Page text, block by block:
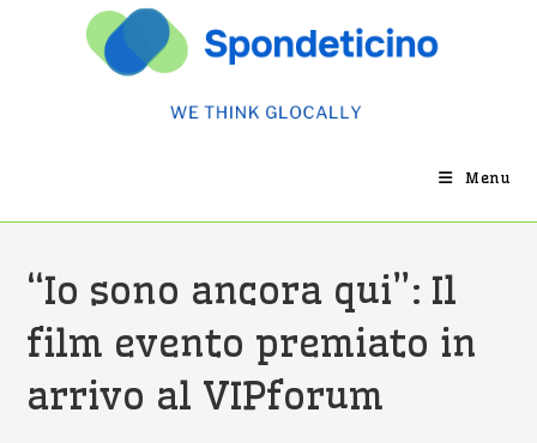
Menu
“Io sono ancora qui”: Il
film evento premiato in
arrivo al VIPforum